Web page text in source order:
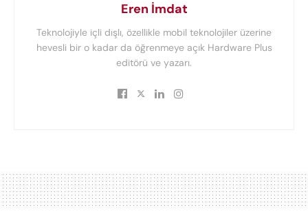
Eren İmdat
Teknolojiyle içli dışlı, özellikle mobil teknolojiler üzerine
hevesli bir o kadar da öğrenmeye açık Hardware Plus
editörü ve yazarı.